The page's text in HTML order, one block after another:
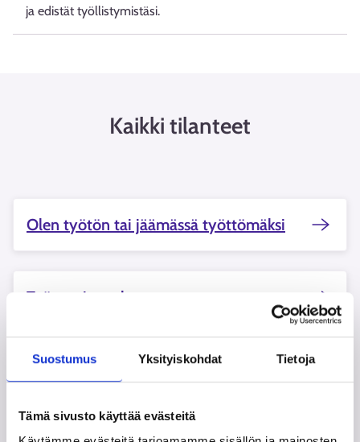
Suostumus Yksityiskohdat Tietoja
Tämä sivusto käyttää evästeitä
ja edistät työllistymistäsi.
Kaikki tilanteet
Olen työtön tai jäämässä työttömäksi
Työurani on alussa
Haen työttömyysturvaa